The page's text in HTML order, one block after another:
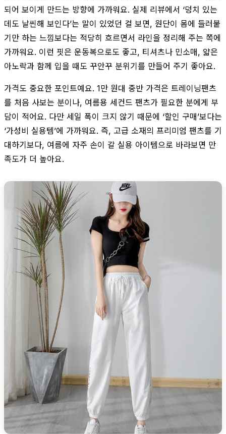
되어 보이게 만드는 방향에 가까워요. 실제 리뷰에서 ‘덩치 있는
데도 날씬해 보인다’는 말이 있었던 걸 보면, 원단이 몸에 들러붙
기만 하는 느낌보다는 적당히 흐르면서 라인을 정리해 주는 쪽에
가까워요. 이런 핏은 운동복으로도 좋고, 티셔츠나 민소매, 얇은
아노락과 함께 입을 때도 꾸안꾸 분위기를 만들어 주기 좋아요.
가격도 중요한 포인트예요. 1만 원대 중반 가격은 트레이닝팬츠
를 처음 사보는 분이나, 여름용 세컨드 팬츠가 필요한 분에게 부
담이 적어요. 다만 세일 폭이 크지 않기 때문에 ‘할인 구매’보다는
‘가성비 실용템’에 가까워요. 즉, 고급 소재의 프리미엄 팬츠를 기
대하기보다, 여름에 자주 손이 갈 실용 아이템으로 바라보면 만
족도가 더 높아요.